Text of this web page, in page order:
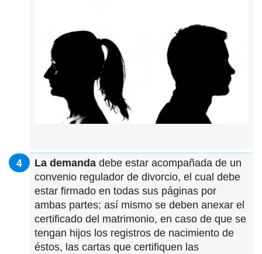
La demanda debe estar acompañada de un
convenio regulador de divorcio, el cual debe
estar firmado en todas sus páginas por
ambas partes; así mismo se deben anexar el
certificado del matrimonio, en caso de que se
tengan hijos los registros de nacimiento de
éstos, las cartas que certifiquen las